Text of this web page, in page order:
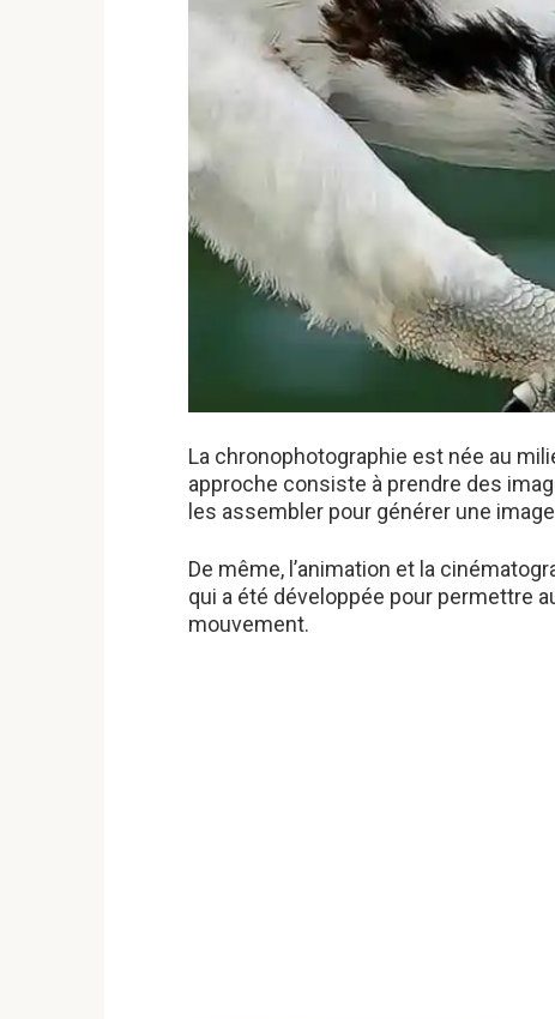
La chronophotographie est née au
approche consiste à prendre des
les assembler pour générer une
De même, l’animation et la
qui a été développée pour permettre
mouvement.